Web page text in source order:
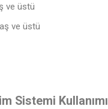
ve üstü
ve üstü
Sistemi Kullanımı